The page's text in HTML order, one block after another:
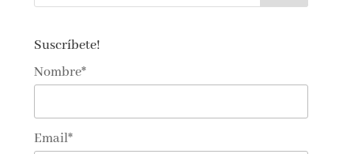
Suscríbete!
Nombre*
Email*